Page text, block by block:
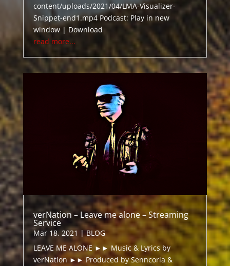
content/uploads/2021/04/LMA-Visualizer-
Snippet-end1.mp4 Podcast: Play in new
window | Download
read more...
verNation – Leave me alone – Streaming
Service
Mar 18, 2021 |BLOG
LEAVE ME ALONE ►► Music & Lyrics by
verNation ►► Produced by Senncoria &